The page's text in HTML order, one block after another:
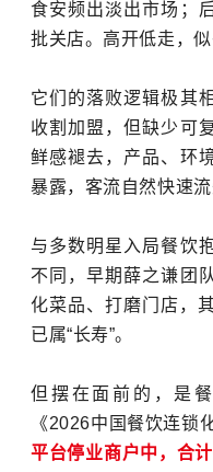
食安频出淡出市场；
批关店。高开低走，
它们的落败逻辑极其
收割加盟，但缺少可
鲜感褪去，产品、环
暴露，客流自然快速流
与多数明星入局餐饮
不同，早期薛之谦团
化菜品、打磨门店，
已属“长寿”。
但摆在面前的，是
《2026中国餐饮连锁
平台停业商户中，合